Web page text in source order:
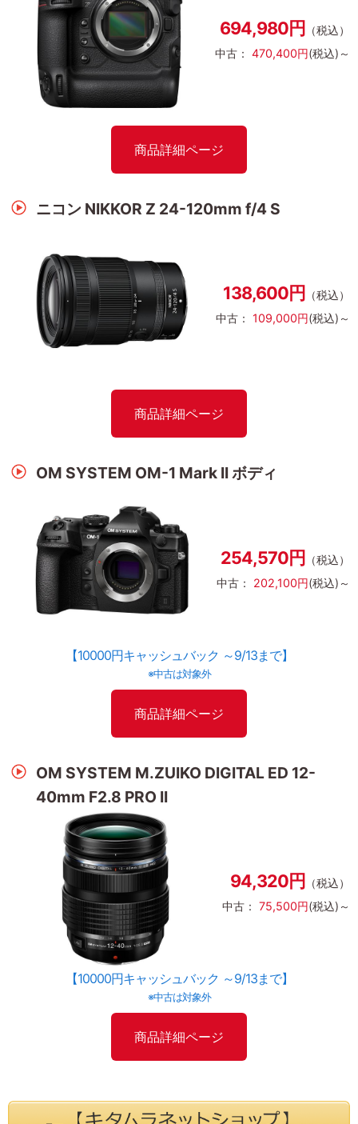
694,980円
（税込）
中古： 470,400円(税込)～
商品詳細ページ
ニコン NIKKOR Z 24-120mm f/4 S
138,600円 （税込）
中古： 109,000円(税込)～
商品詳細ページ
OM SYSTEM OM-1 Mark II ボディ
254,570円 （税込）
中古： 202,100円(税込)～
【10000円キャッシュバック ～9/13まで】
※中古は対象外
商品詳細ページ
OM SYSTEM M.ZUIKO DIGITAL ED 12-
40mm F2.8 PRO II
94,320円
（税込）
中古： 75,500円(税込)～
【10000円キャッシュバック ～9/13まで】
※中古は対象外
商品詳細ページ